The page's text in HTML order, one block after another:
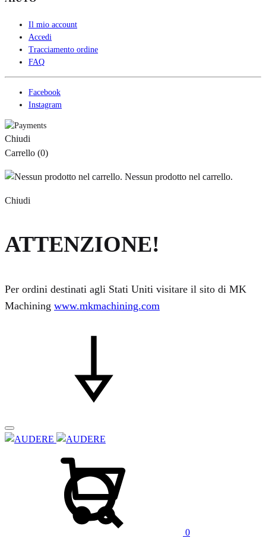
Il mio account
Accedi
Tracciamento ordine
FAQ
Facebook
Instagram
Chiudi
Carrello (0)
Nessun prodotto nel carrello.
Chiudi
ATTENZIONE!
Per ordini destinati agli Stati Uniti visitare il sito di MK
Machining www.mkmachining.com
0